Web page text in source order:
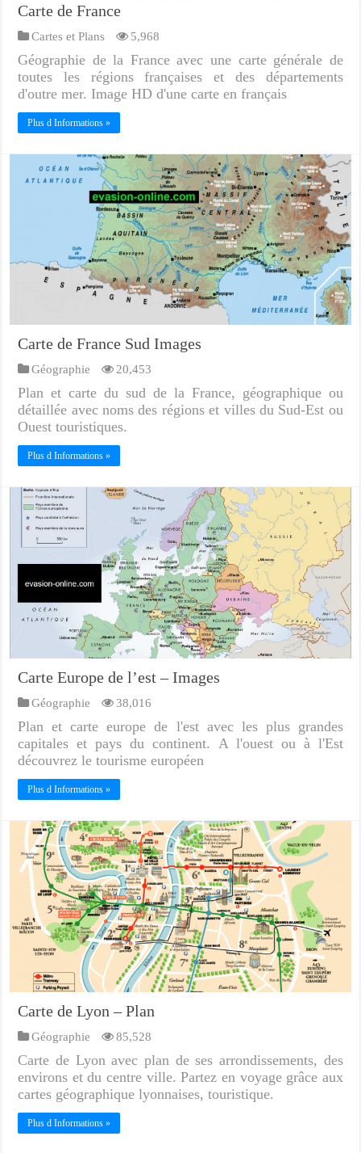
Carte de France
Cartes et Plans 5,968
Géographie de la France avec une carte générale de
toutes les régions françaises et des départements
d'outre mer. Image HD d'une carte en français
Plus d Informations »
Carte de France Sud Images
Géographie 20,453
Plan et carte du sud de la France, géographique ou
détaillée avec noms des régions et villes du Sud-Est ou
Ouest touristiques.
Plus d Informations »
Carte Europe de l’est – Images
Géographie 38,016
Plan et carte europe de l'est avec les plus grandes
capitales et pays du continent. A l'ouest ou à l'Est
découvrez le tourisme européen
Plus d Informations »
Carte de Lyon – Plan
Géographie 85,528
Carte de Lyon avec plan de ses arrondissements, des
environs et du centre ville. Partez en voyage grâce aux
cartes géographique lyonnaises, touristique.
Plus d Informations »